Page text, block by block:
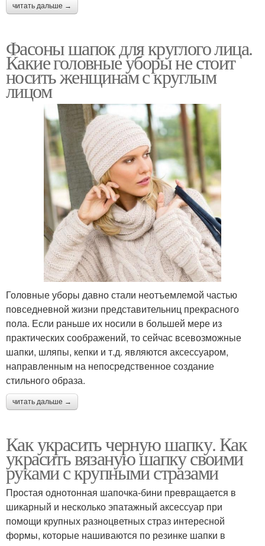
читать дальше →
Фасоны шапок для круглого лица.
Какие головные уборы не стоит
носить женщинам с круглым
лицом
Головные уборы давно стали неотъемлемой частью
повседневной жизни представительниц прекрасного
пола. Если раньше их носили в большей мере из
практических соображений, то сейчас всевозможные
шапки, шляпы, кепки и т.д. являются аксессуаром,
направленным на непосредственное создание
стильного образа.
читать дальше →
Как украсить черную шапку. Как
украсить вязаную шапку своими
руками с крупными стразами
Простая однотонная шапочка-бини превращается в
шикарный и несколько эпатажный аксессуар при
помощи крупных разноцветных страз интересной
формы, которые нашиваются по резинке шапки в